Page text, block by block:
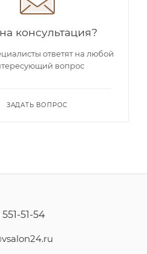
консультация?
ответят на любой
вопрос
ЗАДАТЬ ВОПРОС
51-54